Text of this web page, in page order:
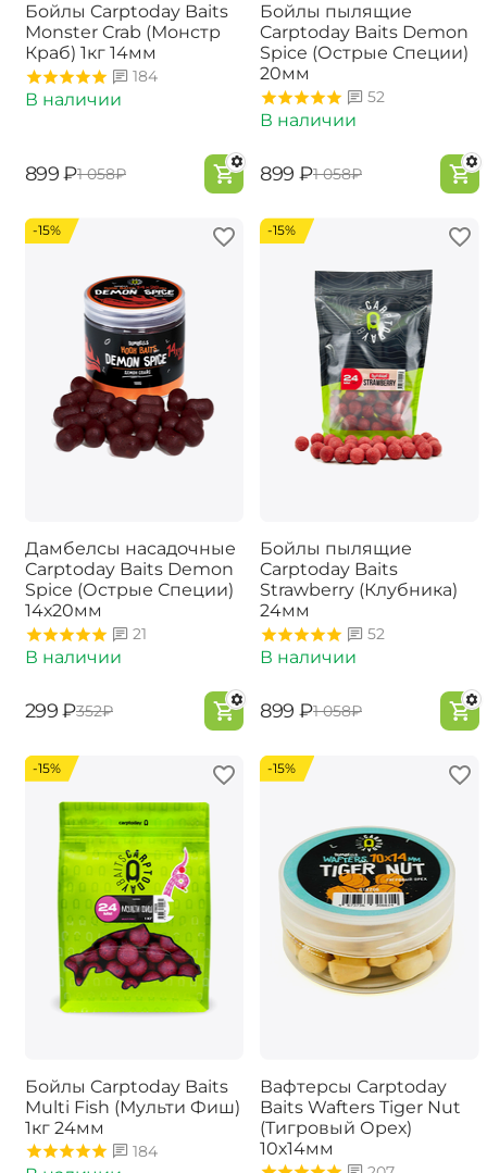
Бойлы Carptoday Baits
Monster Crab (Монстр
Краб) 1кг 14мм
184
В наличии
‍899‍ ₽‍1 058‍₽
Бойлы пылящие
Carptoday Baits Demon
Spice (Острые Специи)
20мм
52
В наличии
‍899‍ ₽‍1 058‍₽
-15%
Дамбелсы насадочные
Carptoday Baits Demon
Spice (Острые Специи)
14х20мм
21
В наличии
‍299‍ ₽‍352‍₽
-15%
Бойлы пылящие
Carptoday Baits
Strawberry (Клубника)
24мм
52
В наличии
‍899‍ ₽‍1 058‍₽
-15%
Бойлы Carptoday Baits
Multi Fish (Мульти Фиш)
1кг 24мм
184
-15%
Вафтерсы Carptoday
Baits Wafters Tiger Nut
(Тигровый Орех)
10х14мм